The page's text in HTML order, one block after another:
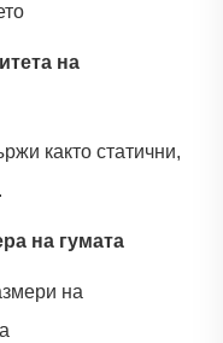
на
както статични,
на гумата
на